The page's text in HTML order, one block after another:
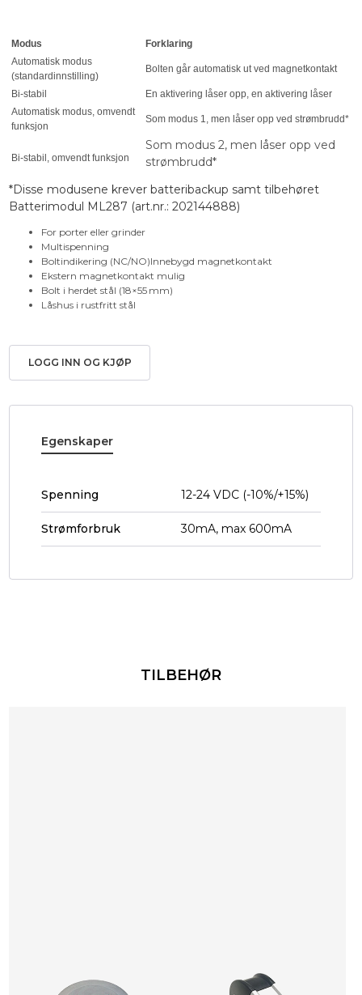
Modus
Forklaring
Automatisk modus
(standardinnstilling)
Bolten går automatisk ut ved magnetkontakt
Bi-stabil
En aktivering låser opp, en aktivering låser
Automatisk modus, omvendt
funksjon
Som modus 1, men låser opp ved strømbrudd*
Bi-stabil, omvendt funksjon
Som modus 2, men låser opp ved
strømbrudd*
*Disse modusene krever batteribackup samt tilbehøret
Batterimodul ML287 (art.nr.: 202144888)
For porter eller grinder
Multispenning
Boltindikering (NC/NO)Innebygd magnetkontakt
Ekstern magnetkontakt mulig
Bolt i herdet stål (18×55 mm)
Låshus i rustfritt stål
LOGG INN OG KJØP
Egenskaper
Spenning 12-24 VDC (-10%/+15%)
Strømforbruk 30mA, max 600mA
TILBEHØR